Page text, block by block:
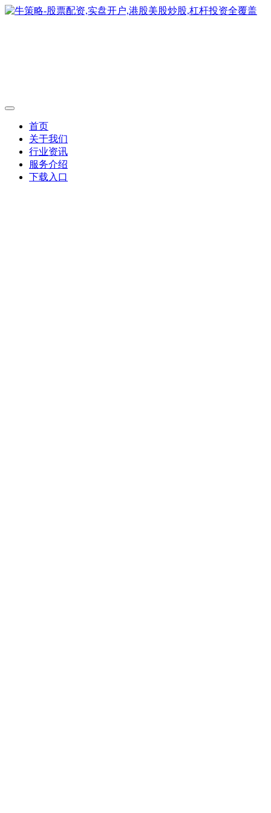
首页
关于我们
行业资讯
服务介绍
下载入口